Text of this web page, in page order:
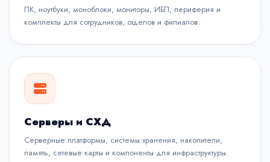
ПК, ноутбуки, моноблоки, мониторы, ИБП, периферия и
комплекты для сотрудников, отделов и филиалов.
Серверы и СХД
Серверные платформы, системы хранения, накопители,
память, сетевые карты и компоненты для инфраструктуры.